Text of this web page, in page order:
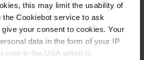
this may limit the usability of
the Cookiebot service to ask
your consent to cookies. Your
data in the form of your IP
in the USA which is
MEHR LADEN